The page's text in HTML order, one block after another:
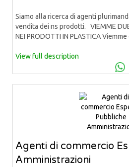
Siamo alla ricerca di agenti
vendita dei ns prodotti. VIEMME
NEI PRODOTTI IN PLASTICA
View full description
Agenti di commercio
Amministrazioni